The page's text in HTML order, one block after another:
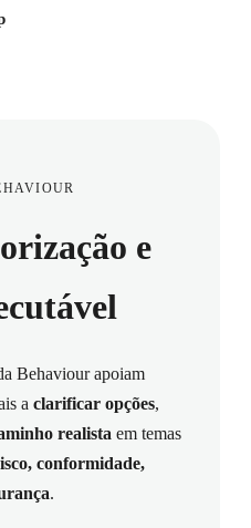
e
Behaviour apoiam
a clarificar opções,
realista em temas
conformidade,
.